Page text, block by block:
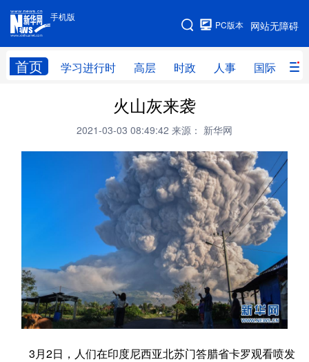
手机版
网站无障碍
PC版本
首页 学习进行时 高层 时政 人事 国际 财
手机版
网站地图
高层 时政
财经 网评
思客智库 全球连线 教育
科创 量子 体育
书画 健康 军事
视频 图片 政务
法律 中央文件 金融 汽车
食品 人居 信息化 数字经济
火山灰来袭
2021-03-03 08:49:42 来源： 新华网
3月2日，人们在印度尼西亚北苏门答腊省卡罗观看喷发